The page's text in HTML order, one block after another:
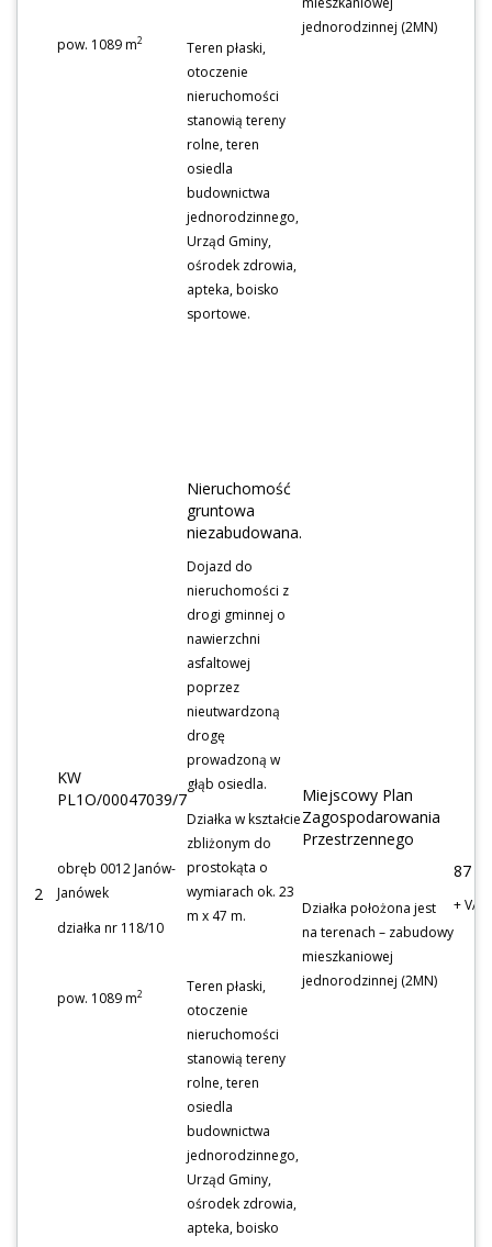
pow. 1089 m2
Teren płaski,
otoczenie
nieruchomości
stanowią tereny
rolne, teren
osiedla
budownictwa
jednorodzinnego,
Urząd Gminy,
ośrodek zdrowia,
apteka, boisko
sportowe.
jednorodzinnej (2MN)
2
KW
PL1O/00047039/7
obręb 0012 Janów-
Janówek
działka nr 118/10
pow. 1089 m2
Nieruchomość
gruntowa
niezabudowana.
Dojazd do
nieruchomości z
drogi gminnej o
nawierzchni
asfaltowej
poprzez
nieutwardzoną
drogę
prowadzoną w
głąb osiedla.
Działka w kształcie
zbliżonym do
prostokąta o
wymiarach ok. 23
m x 47 m.
Teren płaski,
otoczenie
nieruchomości
stanowią tereny
rolne, teren
osiedla
budownictwa
jednorodzinnego,
Urząd Gminy,
ośrodek zdrowia,
apteka, boisko
Miejscowy Plan
Zagospodarowania
Przestrzennego
Działka położona jest
na terenach – zabudowy
mieszkaniowej
jednorodzinnej (2MN)
87
+ VAT